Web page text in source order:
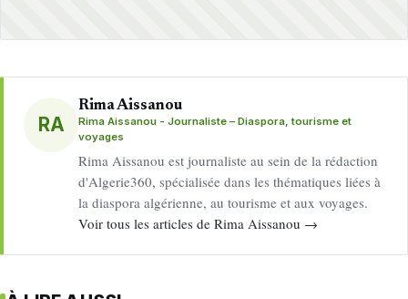
RA
Rima Aissanou
Rima Aissanou - Journaliste – Diaspora, tourisme et
voyages
Rima Aissanou est journaliste au sein de la rédaction
d'Algerie360, spécialisée dans les thématiques liées à
la diaspora algérienne, au tourisme et aux voyages.
Voir tous les articles de Rima Aissanou →